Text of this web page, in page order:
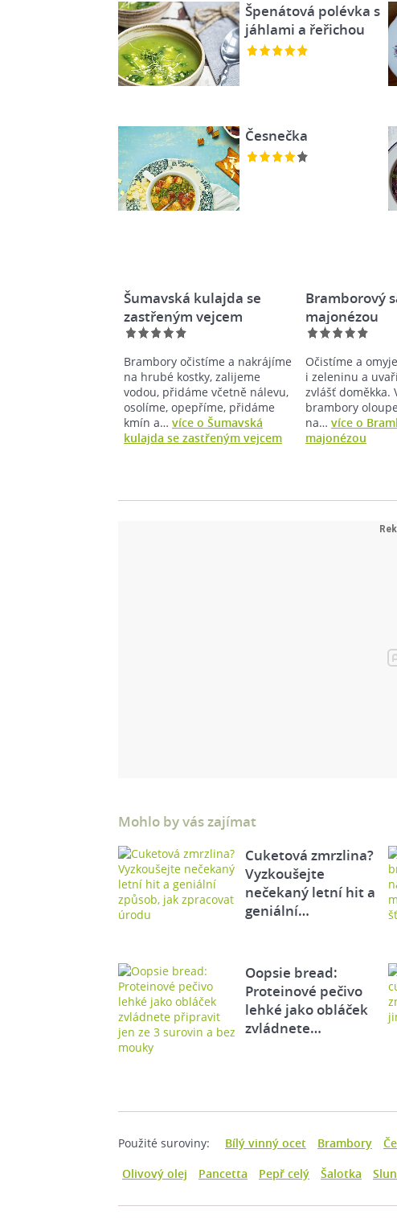
Špenátová polévka s
jáhlami a řeřichou
Česnečka
Šumavská kulajda se
zastřeným vejcem
Brambory očistíme a nakrájíme
na hrubé kostky, zalijeme
vodou, přidáme včetně nálevu,
osolíme, opepříme, přidáme
kmín a… více o Šumavská
kulajda se zastřeným vejcem
Bramborový
majonézou
Očistíme a
i zeleninu a
zvlášť doměkka.
brambory
na…více o
majonézou
Mohlo by vás zajímat
Cuketová zmrzlina?
Vyzkoušejte
nečekaný letní hit a
geniální…
Oopsie bread:
Proteinové pečivo
lehké jako obláček
zvládnete…
Použité suroviny: Bílý vinný ocet Brambory
Olivový olej
Pancetta Pepř celý Šalotka